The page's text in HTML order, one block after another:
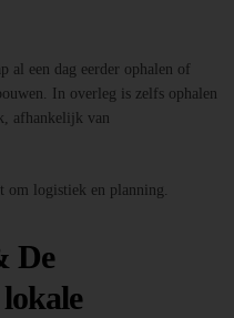
een dag eerder ophalen of
In overleg is zelfs ophalen
afhankelijk van
om logistiek en planning.
De